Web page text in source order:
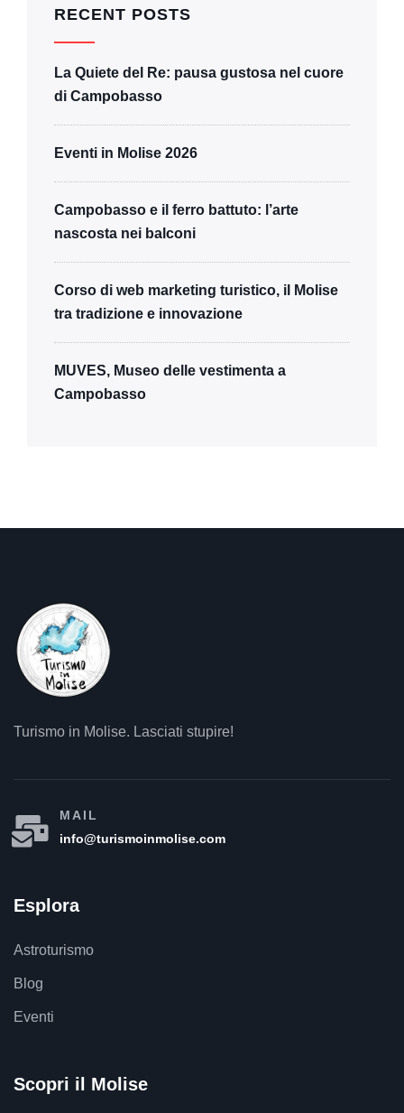
RECENT POSTS
La Quiete del Re: pausa gustosa nel cuore
di Campobasso
Eventi in Molise 2026
Campobasso e il ferro battuto: l’arte
nascosta nei balconi
Corso di web marketing turistico, il Molise
tra tradizione e innovazione
MUVES, Museo delle vestimenta a
Campobasso
Turismo in Molise. Lasciati stupire!
MAIL
info@turismoinmolise.com
Esplora
Astroturismo
Blog
Eventi
Scopri il Molise